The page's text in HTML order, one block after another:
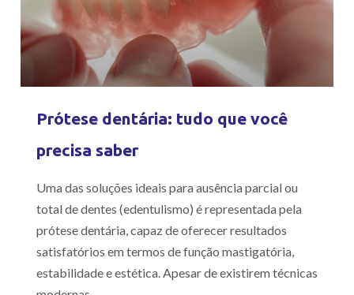
Prótese dentária: tudo que você
precisa saber
Uma das soluções ideais para ausência parcial ou
total de dentes (edentulismo) é representada pela
prótese dentária, capaz de oferecer resultados
satisfatórios em termos de função mastigatória,
estabilidade e estética. Apesar de existirem técnicas